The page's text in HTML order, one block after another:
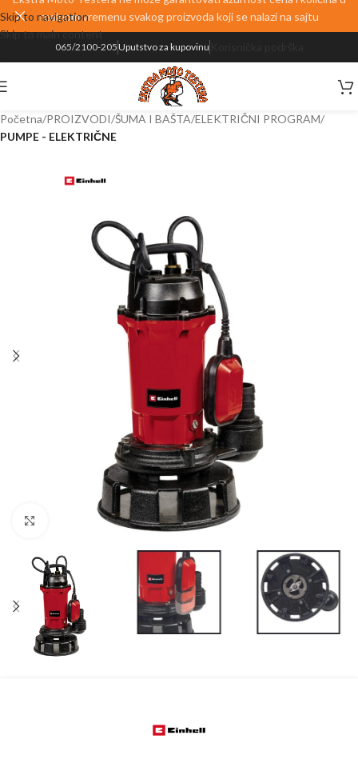
Skip to navigation
Skip to main content
realnom vremenu svakog proizvoda koji se nalazi na sajtu
065/2100-205Uputstvo za kupovinu
Početna PROIZVODI ŠUMA I BAŠTA ELEKTRIČNI PROGRAM
PUMPE - ELEKTRIČNE
Kliknite za uvećanje